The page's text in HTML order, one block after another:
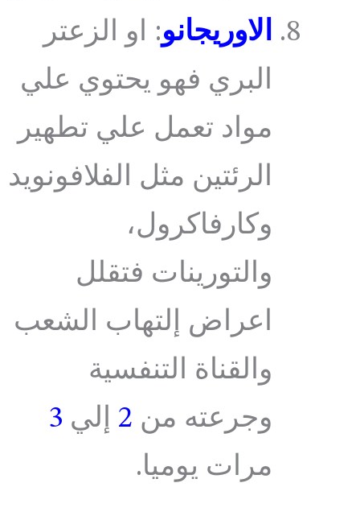
الاوريجانو: او الزعتر
البري فهو يحتوي علي
مواد تعمل علي تطهير
الرئتين مثل الفلافونويد
وكارفاكرول،
والتورينات فتقلل
اعراض إلتهاب الشعب
والقناة التنفسية
وجرعته من 2 إلي 3
مرات يوميا.